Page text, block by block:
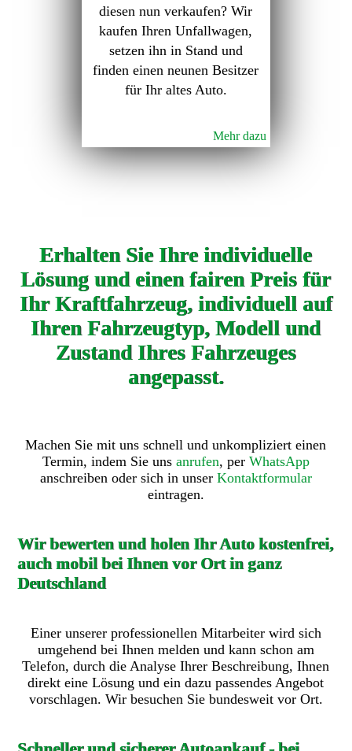
diesen nun verkaufen? Wir
kaufen Ihren Unfallwagen,
setzen ihn in Stand und
finden einen neunen Besitzer
für Ihr altes Auto.
Mehr dazu
Erhalten Sie Ihre individuelle
Lösung und einen fairen Preis für
Ihr Kraftfahrzeug, individuell auf
Ihren Fahrzeugtyp, Modell und
Zustand Ihres Fahrzeuges
angepasst.
Machen Sie mit uns schnell und unkompliziert einen
Termin, indem Sie uns anrufen, per WhatsApp
anschreiben oder sich in unser Kontaktformular
eintragen.
Wir bewerten und holen Ihr Auto kostenfrei,
auch mobil bei Ihnen vor Ort in ganz
Deutschland
Einer unserer professionellen Mitarbeiter wird sich
umgehend bei Ihnen melden und kann schon am
Telefon, durch die Analyse Ihrer Beschreibung, Ihnen
direkt eine Lösung und ein dazu passendes Angebot
vorschlagen. Wir besuchen Sie bundesweit vor Ort.